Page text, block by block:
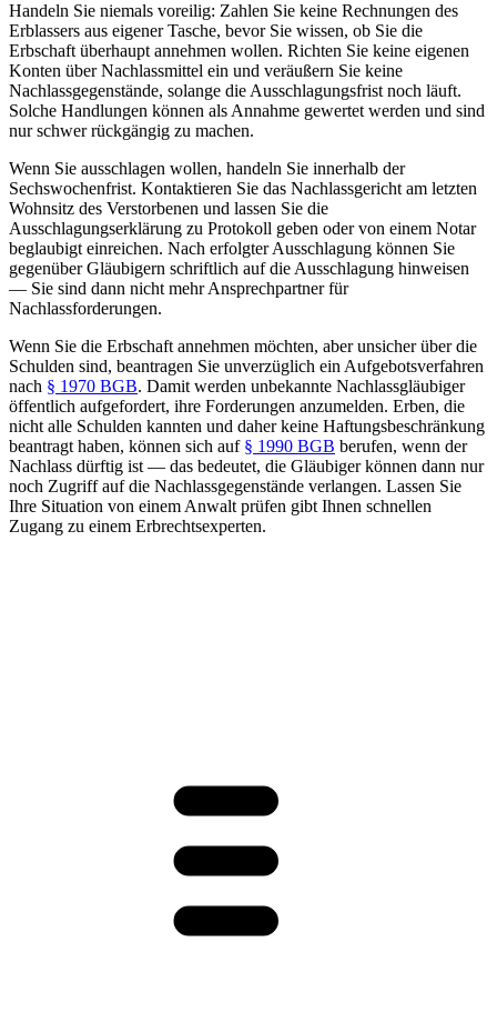
Handeln Sie niemals voreilig: Zahlen Sie keine Rechnungen des
Erblassers aus eigener Tasche, bevor Sie wissen, ob Sie die
Erbschaft überhaupt annehmen wollen. Richten Sie keine eigenen
Konten über Nachlassmittel ein und veräußern Sie keine
Nachlassgegenstände, solange die Ausschlagungsfrist noch läuft.
Solche Handlungen können als Annahme gewertet werden und sind
nur schwer rückgängig zu machen.
Wenn Sie ausschlagen wollen, handeln Sie innerhalb der
Sechswochenfrist. Kontaktieren Sie das Nachlassgericht am letzten
Wohnsitz des Verstorbenen und lassen Sie die
Ausschlagungserklärung zu Protokoll geben oder von einem Notar
beglaubigt einreichen. Nach erfolgter Ausschlagung können Sie
gegenüber Gläubigern schriftlich auf die Ausschlagung hinweisen
— Sie sind dann nicht mehr Ansprechpartner für
Nachlassforderungen.
Wenn Sie die Erbschaft annehmen möchten, aber unsicher über die
Schulden sind, beantragen Sie unverzüglich ein Aufgebotsverfahren
nach § 1970 BGB. Damit werden unbekannte Nachlassgläubiger
öffentlich aufgefordert, ihre Forderungen anzumelden. Erben, die
nicht alle Schulden kannten und daher keine Haftungsbeschränkung
beantragt haben, können sich auf § 1990 BGB berufen, wenn der
Nachlass dürftig ist — das bedeutet, die Gläubiger können dann nur
noch Zugriff auf die Nachlassgegenstände verlangen. Lassen Sie
Ihre Situation von einem Anwalt prüfen gibt Ihnen schnellen
Zugang zu einem Erbrechtsexperten.